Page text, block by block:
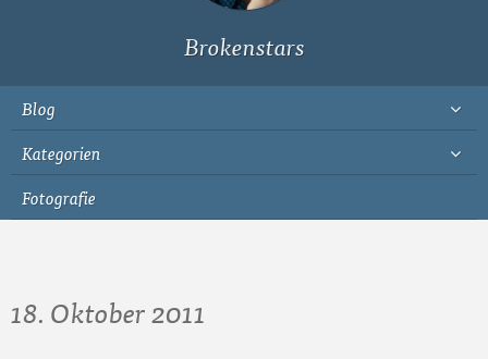
Brokenstars
Blog
Kategorien
Fotografie
18. Oktober 2011